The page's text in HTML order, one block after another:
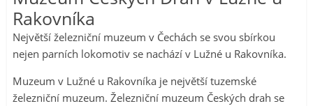
Rakovníka
Největší železniční muzeum v Čechách se svou sbírkou
nejen parních lokomotiv se nachází v Lužné u Rakovníka.
Muzeum v Lužné u Rakovníka je největší tuzemské
železniční muzeum. Železniční muzeum Českých drah se